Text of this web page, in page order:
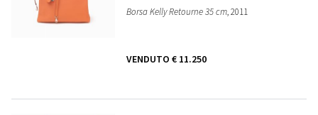
Borsa Kelly Retourne 35 cm, 2011
VENDUTO € 11.250